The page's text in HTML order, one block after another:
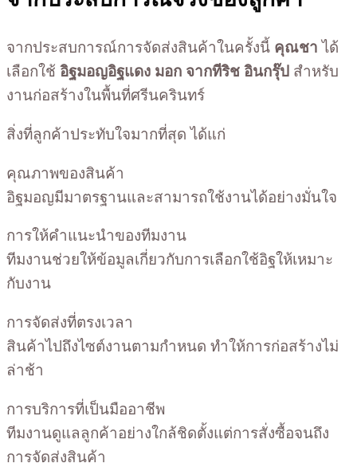
จากประสบการณ์การจัดส่งสินค้าในครั้งนี้ คุณชา ได้
เลือกใช้ อิฐมอญอิฐแดง มอก จากทีริช อินกรุ๊ป สำหรับ
งานก่อสร้างในพื้นที่ศรีนครินทร์
สิ่งที่ลูกค้าประทับใจมากที่สุด ได้แก่
คุณภาพของสินค้า
อิฐมอญมีมาตรฐานและสามารถใช้งานได้อย่างมั่นใจ
การให้คำแนะนำของทีมงาน
ทีมงานช่วยให้ข้อมูลเกี่ยวกับการเลือกใช้อิฐให้เหมาะ
กับงาน
การจัดส่งที่ตรงเวลา
สินค้าไปถึงไซต์งานตามกำหนด ทำให้การก่อสร้างไม่
ล่าช้า
การบริการที่เป็นมืออาชีพ
ทีมงานดูแลลูกค้าอย่างใกล้ชิดตั้งแต่การสั่งซื้อจนถึง
การจัดส่งสินค้า